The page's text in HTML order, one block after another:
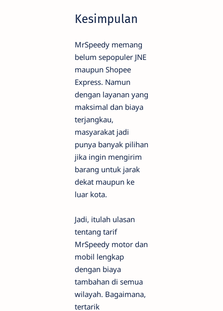
Kesimpulan
MrSpeedy memang
belum sepopuler JNE
maupun Shopee
Express. Namun
dengan layanan yang
maksimal dan biaya
terjangkau,
masyarakat jadi
punya banyak pilihan
jika ingin mengirim
barang untuk jarak
dekat maupun ke
luar kota.
Jadi, itulah ulasan
tentang tarif
MrSpeedy motor dan
mobil lengkap
dengan biaya
tambahan di semua
wilayah. Bagaimana,
tertarik